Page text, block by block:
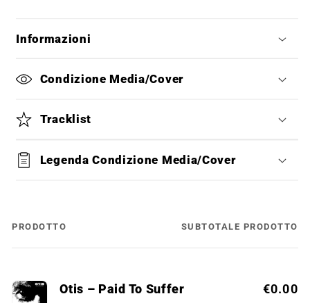
Informazioni
Condizione Media/Cover
Tracklist
Legenda Condizione Media/Cover
Il
PRODOTTO SUBTOTALE PRODOTTO
Otis ‎– Paid To Suffer
€0.00